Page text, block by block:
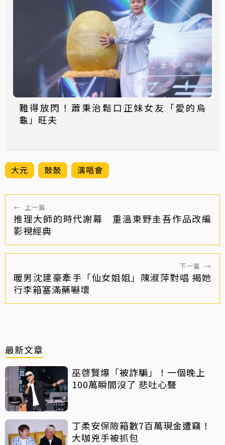
難得放閃！蕭秉治鬆口正妹女友「愛的烏
龜」旺夫
大元 鼓鼓 演唱會
← 上一篇
推理大師的時代謝幕 重溫東野圭吾作品改編
影視經典
下一篇 →
暖男沈建豪牽手「仙女姐姐」陳淑萍對唱 揭她
行李箱塞滿藥嚇壞
最新文章
巫啓賢爆「被詐騙」！一個晚上
100萬瞬間沒了 悲吐心聲
丁柔安保險箱數7百萬現金遭竊！
大咖兇手被抓包